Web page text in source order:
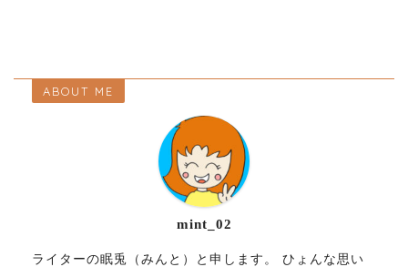
ABOUT ME
mint_02
ライターの眠兎（みんと）と申します。 ひょんな思い